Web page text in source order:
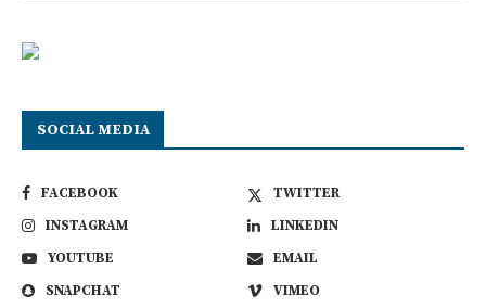
SOCIAL MEDIA
FACEBOOK
TWITTER
INSTAGRAM
LINKEDIN
YOUTUBE
EMAIL
SNAPCHAT
VIMEO